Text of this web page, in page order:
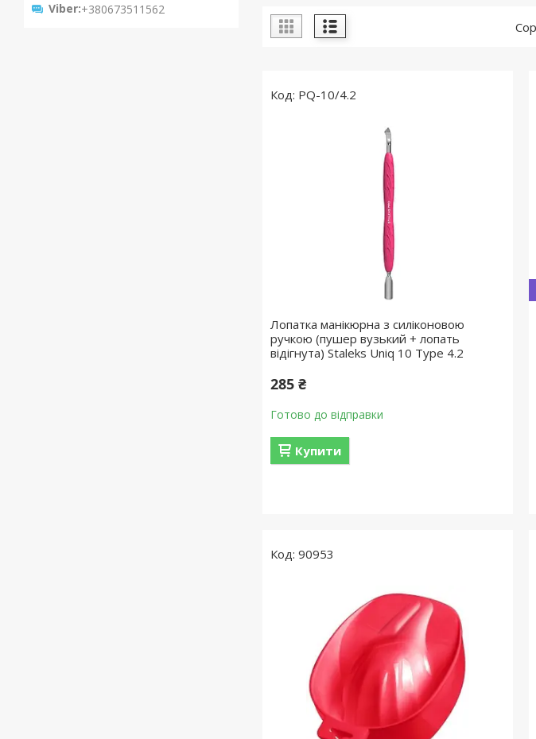
PQ-10/4.2
Лопатка манікюрна з силіконовою
ручкою (пушер вузький + лопать
відігнута) Staleks Uniq 10 Type 4.2
285 ₴
Готово до відправки
Купити
90953
Viber +380673511562